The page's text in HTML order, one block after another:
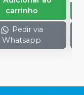
carrinho
Pedir via
Whatsapp